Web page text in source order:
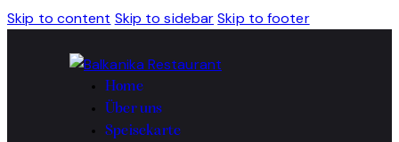
Skip to content Skip to sidebar Skip to footer
Home
Über uns
Speisekarte